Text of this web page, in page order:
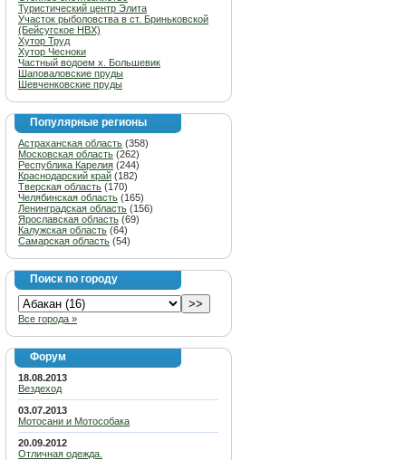
Туристический центр Элита
Участок рыболовства в ст. Бриньковской
(Бейсугское НВХ)
Хутор Труд
Хутор Чесноки
Частный водоем х. Большевик
Шаповаловские пруды
Шевченковские пруды
Популярные регионы
Астраханская область (358)
Московская область (262)
Республика Карелия (244)
Краснодарский край (182)
Тверская область (170)
Челябинская область (165)
Ленинградская область (156)
Ярославская область (69)
Калужская область (64)
Самарская область (54)
Поиск по городу
Все города »
Форум
18.08.2013
Вездеход
03.07.2013
Мотосани и Мотособака
20.09.2012
Отличная одежда.